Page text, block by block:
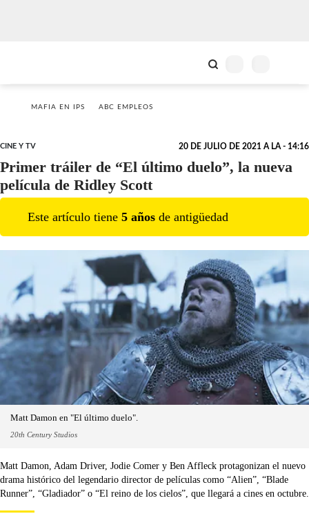
MAFIA EN IPS ABC EMPLEOS
CINE Y TV 20 DE JULIO DE 2021 A LA - 14:16
Primer tráiler de “El último duelo”, la nueva
película de Ridley Scott
Este artículo tiene 5 años de antigüedad
Matt Damon en "El último duelo".
20th Century Studios
Matt Damon, Adam Driver, Jodie Comer y Ben Affleck protagonizan el nuevo
drama histórico del legendario director de películas como “Alien”, “Blade
Runner”, “Gladiador” o “El reino de los cielos”, que llegará a cines en octubre.